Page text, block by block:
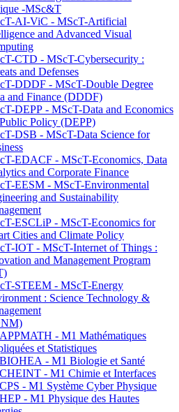
-MSc&T
AI-ViC - MScT-Artificial
and Advanced Visual
CTD - MScT-Cybersecurity :
and Defenses
DDDF - MScT-Double Degree
and Finance (DDDF)
DEPP - MScT-Data and Economics
Policy (DEPP)
DSB - MScT-Data Science for
EDACF - MScT-Economics, Data
and Corporate Finance
EESM - MScT-Environmental
and Sustainability
ESCLiP - MScT-Economics for
Cities and Climate Policy
IOT - MScT-Internet of Things :
and Management Program
STEEM - MScT-Energy
: Science Technology &
- M1 Mathématiques
et Statistiques
- M1 Biologie et Santé
- M1 Chimie et Interfaces
- M1 Système Cyber Physique
- M1 Physique des Hautes